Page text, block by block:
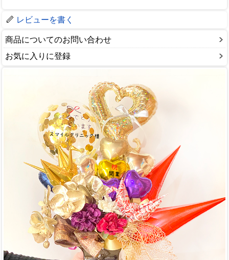
レビューを書く
商品についてのお問い合わせ
お気に入りに登録